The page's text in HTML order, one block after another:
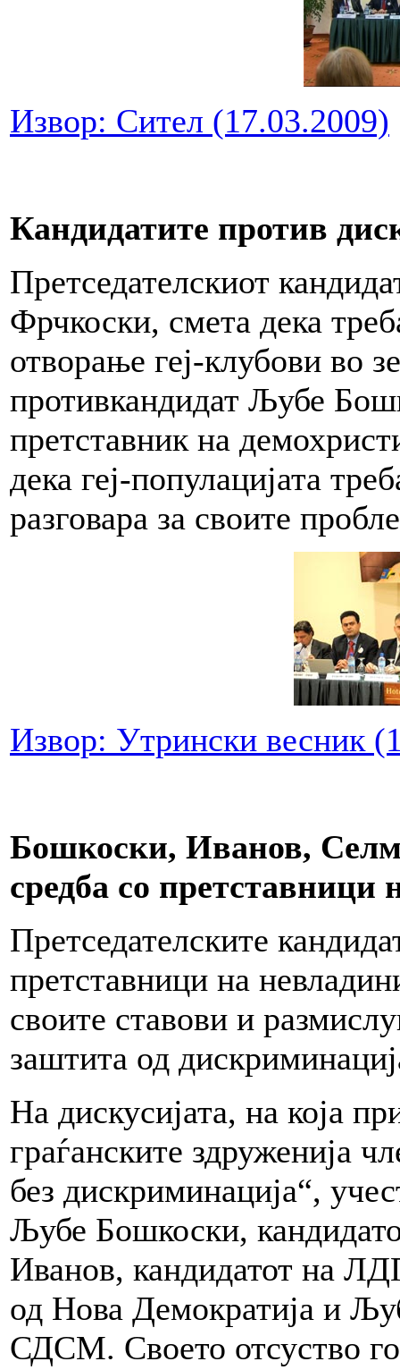
Извор: Сител (17.03.2009)
Кандидатите против
Претседателскиот
Фрчкоски, смета дека
отворање геј-клубови во
противкандидат Љубе
претставник на
дека геј-популацијата
разговара за своите
Извор: Утрински весник
Бошкоски, Иванов,
средба со
Претседателските
претставници на
своите ставови и
заштита од
На дискусијата, на која
граѓанските здруженија
без дискриминација“,
Љубе Бошкоски,
Иванов, кандидатот на
од Нова Демократија и
СДСМ. Своето отсуство